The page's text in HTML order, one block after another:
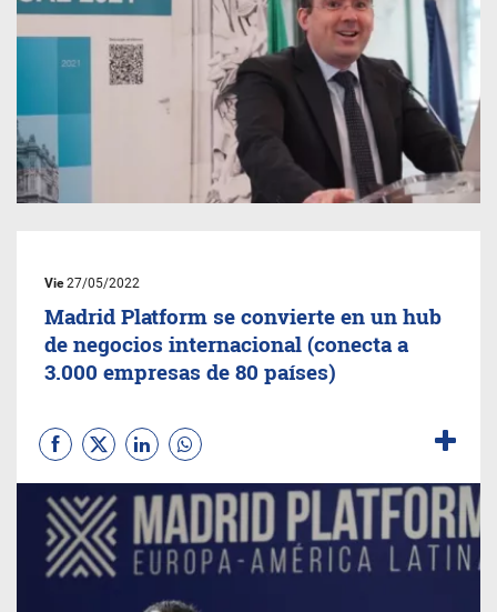
Vie27/05/2022
Madrid Platform se convierte en un hub
de negocios internacional (conecta a
3.000 empresas de 80 países)